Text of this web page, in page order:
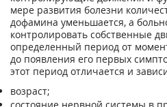
мере развития болезни
дофамина уменьшается, а
контролировать собственные
определенный период от
до появления его первых
этот период отличается и
возраст;
состояние нервной системы в